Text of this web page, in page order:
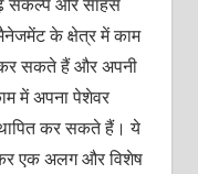
संकल्‍प और साहस
के क्षेत्र में काम
कर सकते हैं और अपनी
में अपना पेशेवर
कर सकते हैं। ये
एक अलग और विशेष